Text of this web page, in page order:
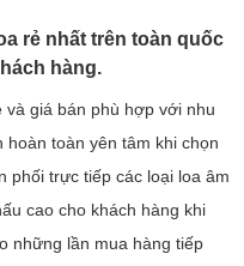
rẻ nhất trên toàn quốc
hàng.
giá bán phù hợp với nhu
toàn yên tâm khi chọn
phối trực tiếp các loại loa âm
cao cho khách hàng khi
những lần mua hàng tiếp